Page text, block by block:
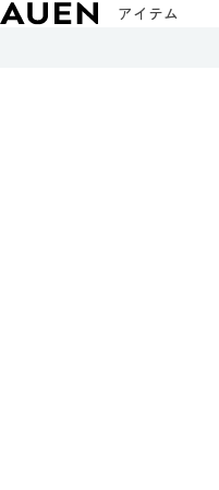
アイテム